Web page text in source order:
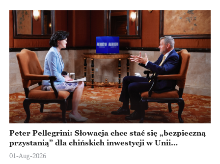
Peter Pellegrini: Słowacja chce stać się „bezpieczną
przystanią” dla chińskich inwestycji w Unii
Europejskiej
01-Aug-2026